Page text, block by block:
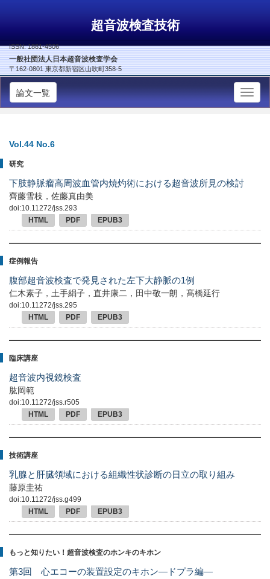
超音波検査技術
ISSN: 1881-4506
一般社団法人日本超音波検査学会
〒162-0801 東京都新宿区山吹町358-5
論文一覧
Vol.44 No.6
研究
下肢静脈瘤高周波血管内焼灼術における超音波所見の検討
齊藤雪枝，佐藤真由美
doi:10.11272/jss.293
HTML
PDF EPUB3
症例報告
腹部超音波検査で発見された左下大静脈の1例
仁木素子，土手絹子，直井康二，田中敬一朗，髙橋延行
doi:10.11272/jss.295
HTML
PDF EPUB3
臨床講座
超音波内視鏡検査
肱岡範
doi:10.11272/jss.r505
HTML
PDF EPUB3
技術講座
乳腺と肝臓領域における組織性状診断の日立の取り組み
藤原圭祐
doi:10.11272/jss.g499
HTML
PDF EPUB3
もっと知りたい！超音波検査のホンキのキホン
第3回 心エコーの装置設定のキホン—ドプラ編—